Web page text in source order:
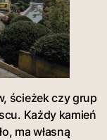
ścieżek czy grup
Każdy kamień
ma własną